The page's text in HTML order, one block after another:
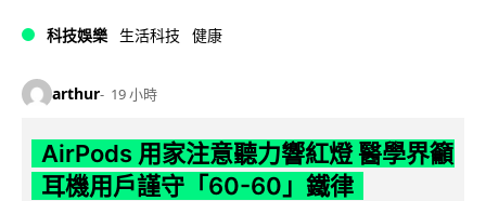
科技娛樂 生活科技 健康
arthur 19 小時
AirPods 用家注意聽力響紅燈 醫學界籲
耳機用戶謹守「60-60」鐵律